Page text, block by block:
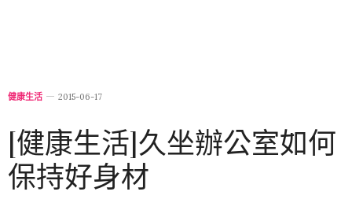
健康生活 2015-06-17
[健康生活]久坐辦公室如何
保持好身材